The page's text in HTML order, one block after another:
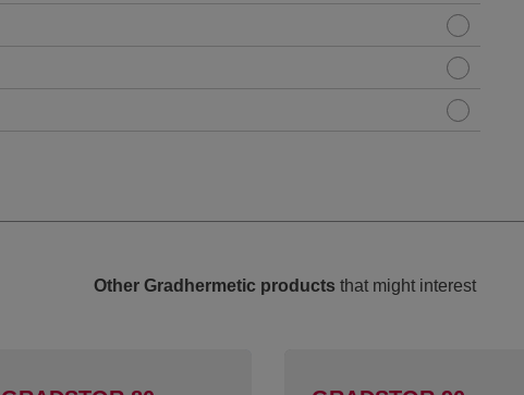
Other Gradhermetic products that might interest